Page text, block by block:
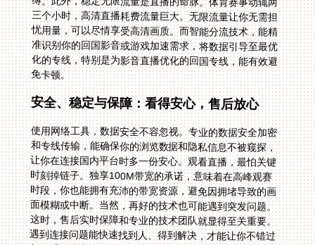
免卡顿。
安全、稳定与保障：看得安心，售后放心
使用网络工具，数据安全不容忽视。专业的数据安全加密
和专线传输，能确保你的浏览数据和隐私信息不被窥探，
让你在连接国内平台时多一份安心。观看直播，最怕关键
时刻掉链子。独享100M带宽的承诺，意味着在高峰观赛
时段，你也能拥有充沛的带宽资源，避免因拥堵导致的画
面模糊或中断。当然，再好的技术也可能遇到突发问题。
这时，售后实时保障和专业的技术团队就显得至关重要。
遇到连接问题能快速找到人、得到解决，才能让你不错过